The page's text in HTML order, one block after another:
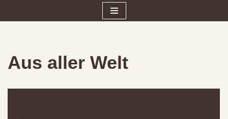
Aus aller Welt